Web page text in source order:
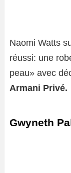
Naomi Watts
réussi: une
peau» avec
Armani Privé.
Gwyneth